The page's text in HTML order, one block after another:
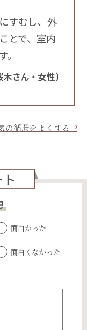
すむし、外
とで、室内
さん・女性）
の循環をよくする
面白かった
面白くなかった